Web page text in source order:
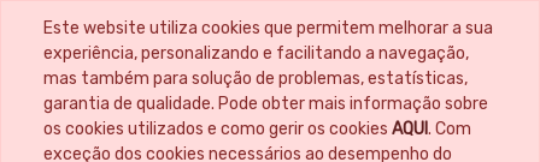
Este website utiliza cookies que permitem melhorar a sua
experiência, personalizando e facilitando a navegação,
mas também para solução de problemas, estatísticas,
garantia de qualidade. Pode obter mais informação sobre
os cookies utilizados e como gerir os cookies AQUI. Com
exceção dos cookies necessários ao desempenho do